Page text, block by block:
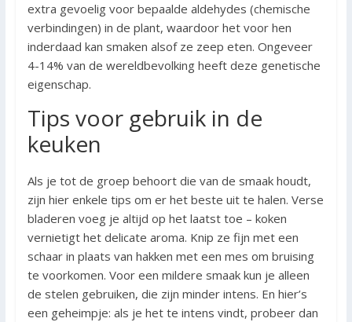
extra gevoelig voor bepaalde aldehydes (chemische
verbindingen) in de plant, waardoor het voor hen
inderdaad kan smaken alsof ze zeep eten. Ongeveer
4-14% van de wereldbevolking heeft deze genetische
eigenschap.
Tips voor gebruik in de
keuken
Als je tot de groep behoort die van de smaak houdt,
zijn hier enkele tips om er het beste uit te halen. Verse
bladeren voeg je altijd op het laatst toe – koken
vernietigt het delicate aroma. Knip ze fijn met een
schaar in plaats van hakken met een mes om bruising
te voorkomen. Voor een mildere smaak kun je alleen
de stelen gebruiken, die zijn minder intens. En hier’s
een geheimpje: als je het te intens vindt, probeer dan